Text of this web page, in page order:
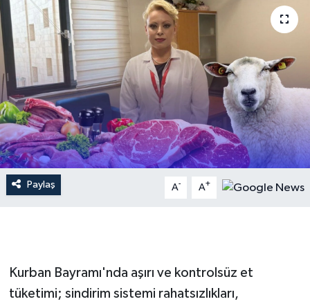
Paylaş A- A+
Kurban Bayramı'nda aşırı ve kontrolsüz et
tüketimi; sindirim sistemi rahatsızlıkları,